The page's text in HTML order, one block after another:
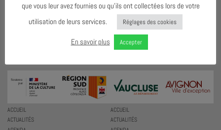
LE MEILLEUR MOYEN D'ÉCOUTER DU JAZZ C'EST D'EN VOIR !
4 RUE DES ESC. DE SAINTE-ANNE
84000 AVIGNON
T. 07 59 54 22 92
ACCUEIL
ACTUALITÉS
ACCUEIL
ACTUALITÉS
que vous leur avez fournies ou qu’ils ont collectées lors de votre
utilisation de leurs services.
Réglages des cookies
En savoir plus Accepter